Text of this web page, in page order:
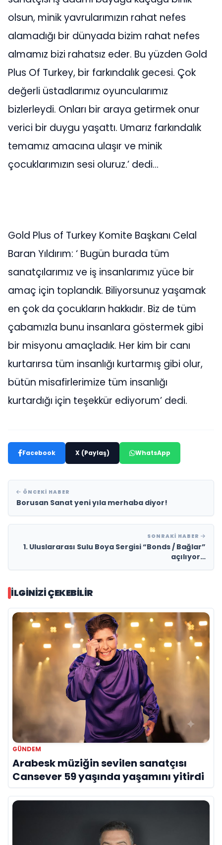
olsun, minik yavrularımızın rahat nefes
alamadığı bir dünyada bizim rahat nefes
almamız bizi rahatsız eder. Bu yüzden Gold
Plus Of Turkey, bir farkındalık gecesi. Çok
değerli üstadlarımız oyuncularımız
bizlerleydi. Onları bir araya getirmek onur
verici bir duygu yaşattı. Umarız farkındalık
temamız amacına ulaşır ve minik
çocuklarımızın sesi oluruz.’ dedi…
Gold Plus of Turkey Komite Başkanı Celal
Baran Yıldırım: ‘ Bugün burada tüm
sanatçılarımız ve iş insanlarımız yüce bir
amaç için toplandık. Biliyorsunuz yaşamak
en çok da çocukların hakkıdır. Biz de tüm
çabamızla bunu insanlara göstermek gibi
bir misyonu amaçladık. Her kim bir canı
kurtarırsa tüm insanlığı kurtarmış gibi olur,
bütün misafirlerimize tüm insanlığı
kurtardığı için teşekkür ediyorum’ dedi.
Facebook X (Paylaş) WhatsApp
ÖNCEKI HABER
Borusan Sanat yeni yıla merhaba diyor!
SONRAKI HABER
1. Uluslararası Sulu Boya Sergisi “Bonds / Bağlar”
açılıyor…
İLGINIZI ÇEKEBILIR
GÜNDEM
Arabesk müziğin sevilen sanatçısı
Cansever 59 yaşında yaşamını yitirdi